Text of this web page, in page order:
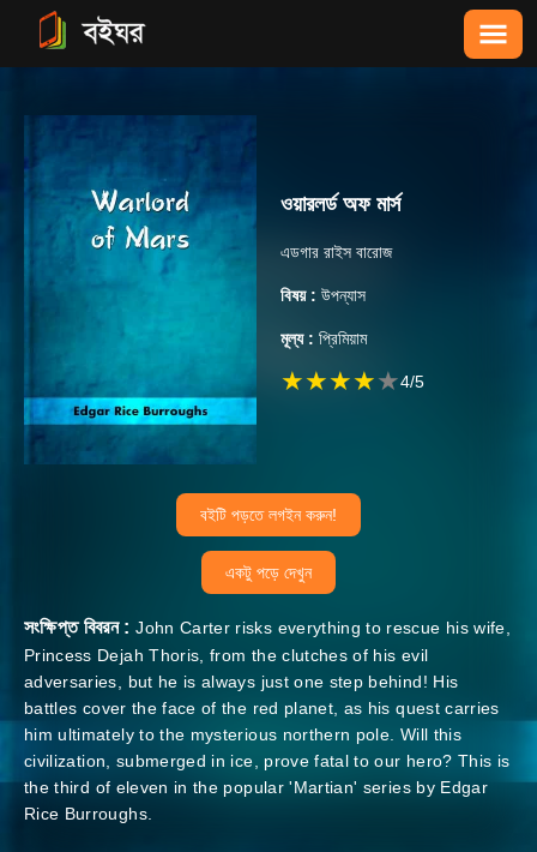
ওয়ারলর্ড অফ মার্স
এডগার রাইস বারোজ
বিষয় : উপন্যাস
মূল্য : প্রিমিয়াম
★★★★★4/5
বইটি পড়তে লগইন করুন!
একটু পড়ে দেখুন
সংক্ষিপ্ত বিবরন : John Carter risks everything to rescue his wife,
Princess Dejah Thoris, from the clutches of his evil
adversaries, but he is always just one step behind! His
battles cover the face of the red planet, as his quest carries
him ultimately to the mysterious northern pole. Will this
civilization, submerged in ice, prove fatal to our hero? This is
the third of eleven in the popular 'Martian' series by Edgar
Rice Burroughs.